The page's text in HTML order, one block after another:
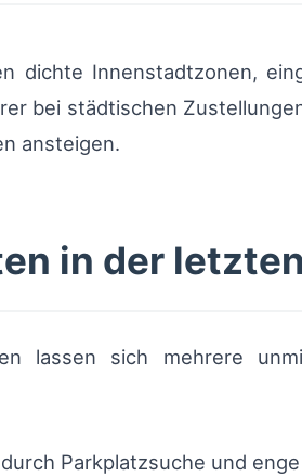
dichte Innenstadtzonen,
bei städtischen
ansteigen.
in der
lassen sich mehrere
Parkplatzsuche und